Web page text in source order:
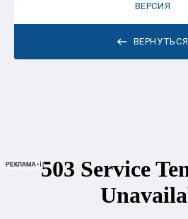
ВЕРНУТЬСЯ
ВЕРСИЯ